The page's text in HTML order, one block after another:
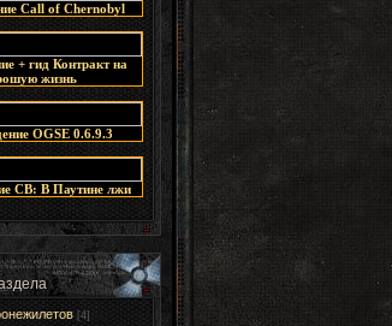
Call of Chernobyl
+ гид Контракт на
жизнь
OGSE 0.6.9.3
СВ: В Паутине лжи
[4]